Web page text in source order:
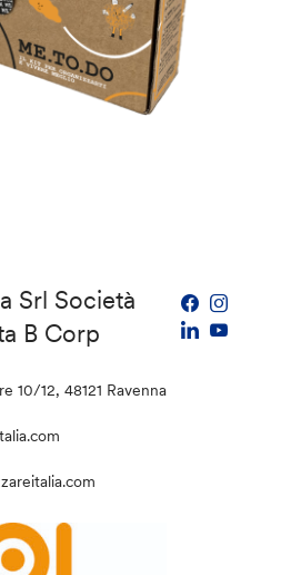
Srl Società
B Corp
10/12, 48121 Ravenna